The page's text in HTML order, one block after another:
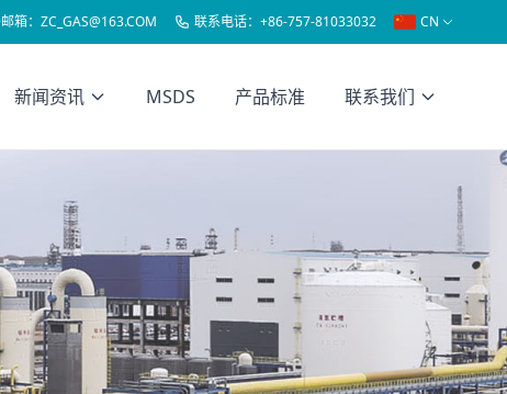
箱： ZC_GAS@163.COM 联系电话： +86-757-81033032 CN
新闻资讯 MSDS 产品标准 联系我们